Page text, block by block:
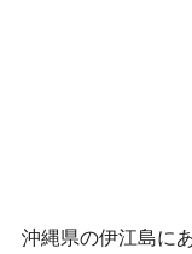
沖縄県の伊江島に